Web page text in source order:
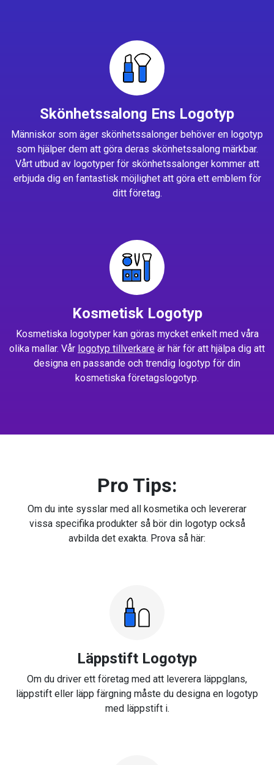
Skönhetssalong Ens Logotyp
Människor som äger skönhetssalonger behöver en logotyp
som hjälper dem att göra deras skönhetssalong märkbar.
Vårt utbud av logotyper för skönhetssalonger kommer att
erbjuda dig en fantastisk möjlighet att göra ett emblem för
ditt företag.
Kosmetisk Logotyp
Kosmetiska logotyper kan göras mycket enkelt med våra
olika mallar. Vår logotyp tillverkare är här för att hjälpa dig att
designa en passande och trendig logotyp för din
kosmetiska företagslogotyp.
Pro Tips:
Om du inte sysslar med all kosmetika och levererar
vissa specifika produkter så bör din logotyp också
avbilda det exakta. Prova så här:
Läppstift Logotyp
Om du driver ett företag med att leverera läppglans,
läppstift eller läpp färgning måste du designa en logotyp
med läppstift i.